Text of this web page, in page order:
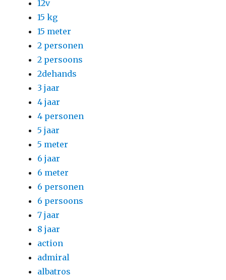
12v
15 kg
15 meter
2 personen
2 persoons
2dehands
3 jaar
4 jaar
4 personen
5 jaar
5 meter
6 jaar
6 meter
6 personen
6 persoons
7 jaar
8 jaar
action
admiral
albatros